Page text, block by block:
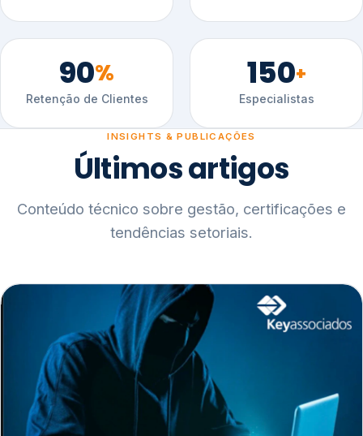
90%
Retenção de Clientes
150+
Especialistas
INSIGHTS & PUBLICAÇÕES
Últimos artigos
Conteúdo técnico sobre gestão, certificações e
tendências setoriais.